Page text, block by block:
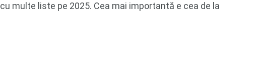
cu multe liste pe 2025. Cea mai importantă e cea de la